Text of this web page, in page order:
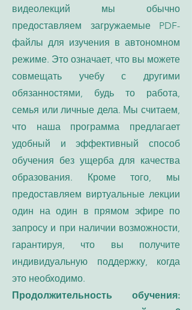
видеолекций мы обычно
предоставляем загружаемые PDF-
файлы для изучения в автономном
режиме. Это означает, что вы можете
совмещать учебу с другими
обязанностями, будь то работа,
семья или личные дела. Мы считаем,
что наша программа предлагает
удобный и эффективный способ
обучения без ущерба для качества
образования. Кроме того, мы
предоставляем виртуальные лекции
один на один в прямом эфире по
запросу и при наличии возможности,
гарантируя, что вы получите
индивидуальную поддержку, когда
это необходимо.
Продолжительность обучения: